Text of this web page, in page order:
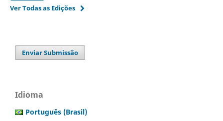
Ver Todas as Edições
Enviar Submissão
Idioma
Português (Brasil)